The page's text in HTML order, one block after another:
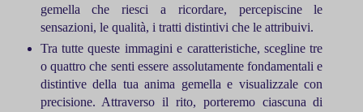
gemella che riesci a ricordare, percepiscine le
sensazioni, le qualità, i tratti distintivi che le attribuivi.
Tra tutte queste immagini e caratteristiche, scegline tre
o quattro che senti essere assolutamente fondamentali e
distintive della tua anima gemella e visualizzale con
precisione. Attraverso il rito, porteremo ciascuna di